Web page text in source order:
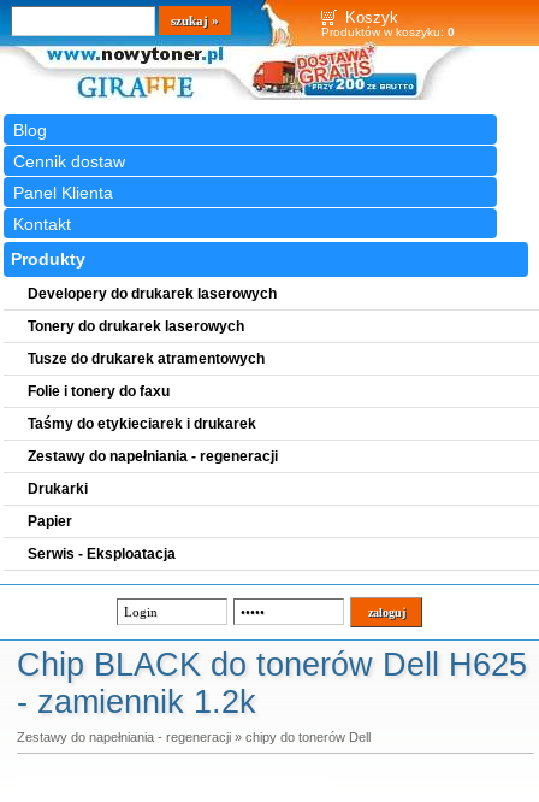
Koszyk
Produktów w koszyku: 0
Blog
Cennik dostaw
Panel Klienta
Kontakt
Wyszukiwarka
szukaj
Produkty
Developery do drukarek laserowych
Tonery do drukarek laserowych
Tusze do drukarek atramentowych
Folie i tonery do faxu
Taśmy do etykieciarek i drukarek
Zestawy do napełniania - regeneracji
Drukarki
Papier
Serwis - Eksploatacja
Chip BLACK do tonerów Dell H625
- zamiennik 1.2k
Zestawy do napełniania - regeneracji» chipy do tonerów Dell